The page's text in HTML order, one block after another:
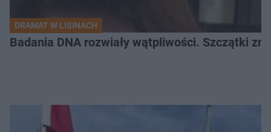
DRAMAT W LISINACH
Badania DNA rozwiały wątpliwości. Szczątki